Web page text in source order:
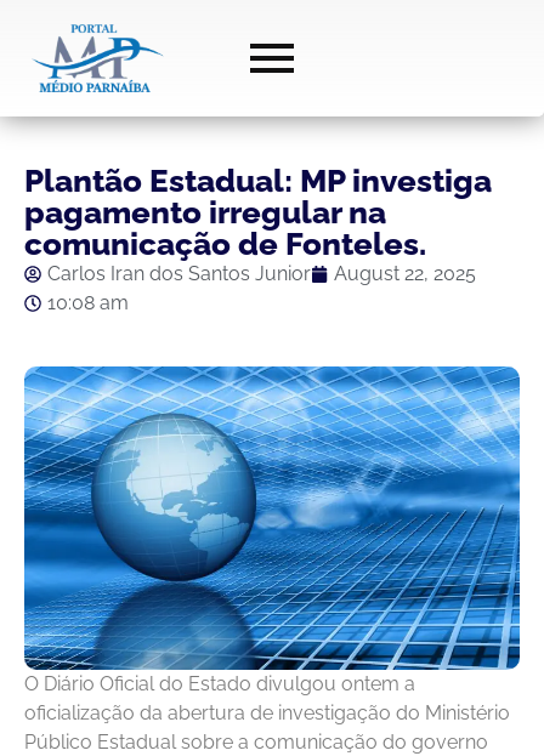
Plantão Estadual: MP investiga
pagamento irregular na
comunicação de Fonteles.
Carlos Iran dos Santos Junior
August 22, 2025
10:08 am
O Diário Oficial do Estado divulgou ontem a
oficialização da abertura de investigação do Ministério
Público Estadual sobre a comunicação do governo